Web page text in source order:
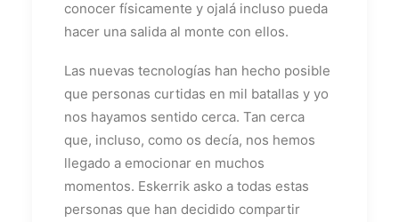
conocer físicamente y ojalá incluso pueda
hacer una salida al monte con ellos.
Las nuevas tecnologías han hecho posible
que personas curtidas en mil batallas y yo
nos hayamos sentido cerca. Tan cerca
que, incluso, como os decía, nos hemos
llegado a emocionar en muchos
momentos. Eskerrik asko a todas estas
personas que han decidido compartir